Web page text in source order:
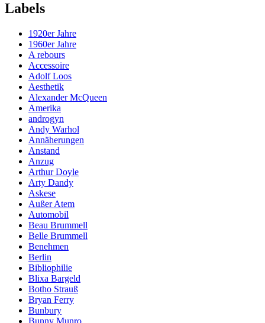
Labels
1920er Jahre
1960er Jahre
A rebours
Accessoire
Adolf Loos
Aesthetik
Alexander McQueen
Amerika
androgyn
Andy Warhol
Annäherungen
Anstand
Anzug
Arthur Doyle
Arty Dandy
Askese
Außer Atem
Automobil
Beau Brummell
Belle Brummell
Benehmen
Berlin
Bibliophilie
Blixa Bargeld
Botho Strauß
Bryan Ferry
Bunbury
Bunny Munro